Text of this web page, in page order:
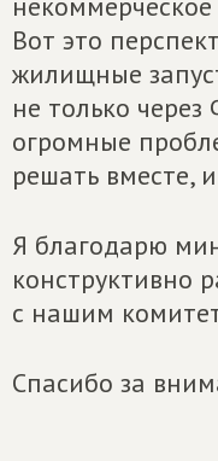
Вот это
жилищные
не только
огромные
решать вместе,
Я благодарю
конструктивно
с нашим
Спасибо за